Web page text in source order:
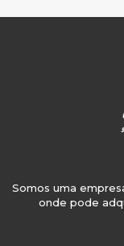
Somos uma
onde pode